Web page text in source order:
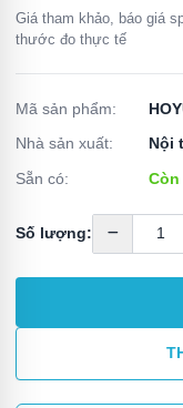
Giá tham khảo, báo giá
thước đo thực tế
Mã sản phẩm:
Nhà sản xuất:
Nội
Sẵn có:
Còn
Số lượng: